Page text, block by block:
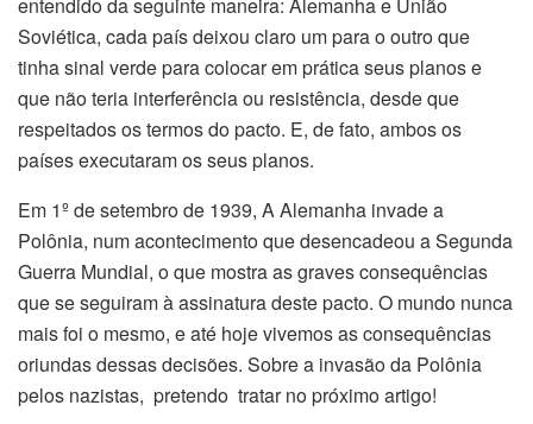
entendido da seguinte maneira: Alemanha e União
Soviética, cada país deixou claro um para o outro que
tinha sinal verde para colocar em prática seus planos e
que não teria interferência ou resistência, desde que
respeitados os termos do pacto. E, de fato, ambos os
países executaram os seus planos.
Em 1º de setembro de 1939, A Alemanha invade a
Polônia, num acontecimento que desencadeou a Segunda
Guerra Mundial, o que mostra as graves consequências
que se seguiram à assinatura deste pacto. O mundo nunca
mais foi o mesmo, e até hoje vivemos as consequências
oriundas dessas decisões. Sobre a invasão da Polônia
pelos nazistas, pretendo tratar no próximo artigo!